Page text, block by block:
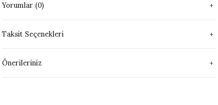
1046 °C
- 1046 °C
Yorumlar (0)
Taksit Seçenekleri
Önerileriniz